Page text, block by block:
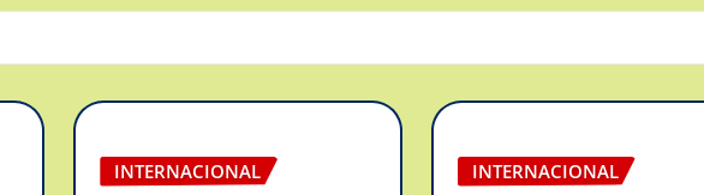
INTERNACIONAL INTERNACIONAL